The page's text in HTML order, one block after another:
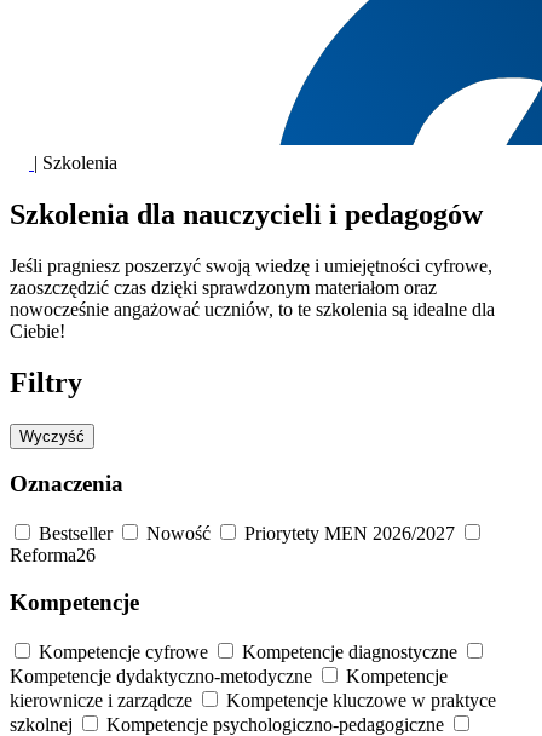
| Szkolenia
Szkolenia dla nauczycieli i pedagogów
Jeśli pragniesz poszerzyć swoją wiedzę i umiejętności cyfrowe,
zaoszczędzić czas dzięki sprawdzonym materiałom oraz
nowocześnie angażować uczniów, to te szkolenia są idealne dla
Ciebie!
Filtry
Wyczyść
Oznaczenia
Bestseller Nowość
Priorytety MEN 2026/2027
Reforma26
Kompetencje
Kompetencje cyfrowe
Kompetencje diagnostyczne
Kompetencje dydaktyczno-metodyczne
Kompetencje
kierownicze i zarządcze
Kompetencje kluczowe w praktyce
szkolnej
Kompetencje psychologiczno-pedagogiczne